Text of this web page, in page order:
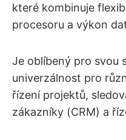
které kombinuje
procesoru a výkon
Je oblíbený pro svou
univerzálnost pro
řízení projektů,
zákazníky (CRM) a